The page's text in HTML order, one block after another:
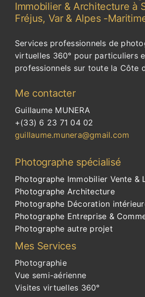
Guillaume MUNERA,
Immobilier & Architecture à
Services professionnels de
virtuelles 360° pour particuliers
Me contacter
Guillaume MUNERA
+(33) 6 23 71 04 02
Photographe spécialisé
Photographe Immobilier Vente &
Photographe Architecture
Photographe Décoration
Photographe Entreprise &
Photographe autre projet
Mes Services
Photographie
Vue semi-aérienne